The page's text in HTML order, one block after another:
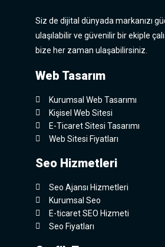
Siz de dijital dünyada markanızı
ulaşılabilir ve güvenilir bir ekiple
bize her zaman ulaşabilirsiniz.
Web Tasarım
Kurumsal Web Tasarımı
Kişisel Web Sitesi
E-Ticaret Sitesi Tasarımı
Web Sitesi Fiyatları
Seo Hizmetleri
Seo Ajansı Hizmetleri
Kurumsal Seo
E-ticaret SEO Hizmeti
Seo Fiyatları